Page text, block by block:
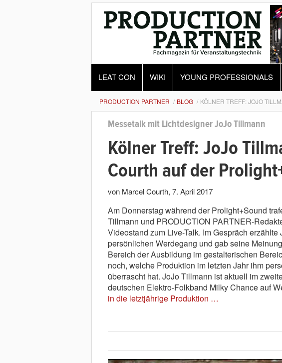
LEAT CON WIKI YOUNG PROFESSIONALS
PRODUCTION PARTNER BLOG KÖLNER TREFF: JOJO
Messetalk mit Lichtdesigner JoJo Tillmann
Kölner Treff: JoJo
Courth auf der
von Marcel Courth, 7. April 2017
Am Donnerstag während der Prolight+Sound
Tillmann und PRODUCTION PARTNER-
Videostand zum Live-Talk. Im Gespräch
persönlichen Werdegang und gab seine
Bereich der Ausbildung im gestalterischen
noch, welche Produktion im letzten Jahr ihm
überrascht hat. JoJo Tillmann ist aktuell im
deutschen Elektro-Folkband Milky Chance auf
in die letztjährige Produktion …